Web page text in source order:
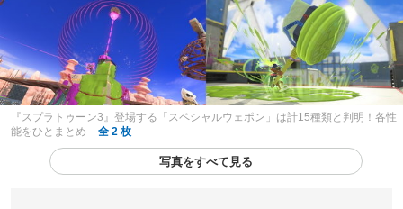
『スプラトゥーン3』登場する「スペシャルウェポン」は計15種類と判明！各性
能をひとまとめ
全 2 枚
写真をすべて見る